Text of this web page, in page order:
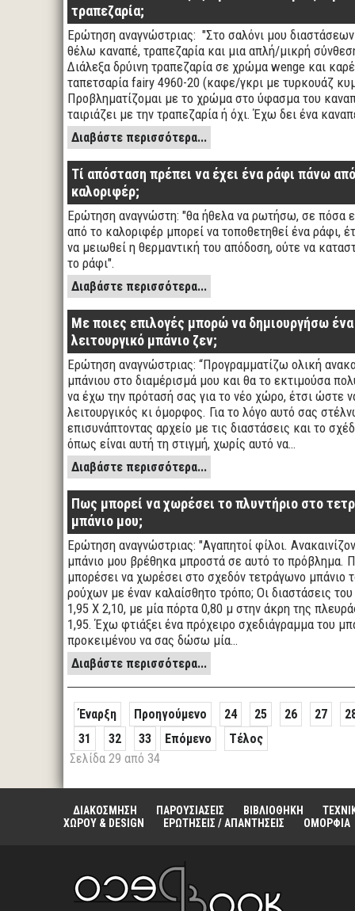
τραπεζαρία;
Ερώτηση αναγνώστριας: "Στο σαλόνι μου
θέλω καναπέ, τραπεζαρία και μια απλή/μικρή
Διάλεξα δρύινη τραπεζαρία σε χρώμα wenge και
ταπετσαρία fairy 4960-20 (καφε/γκρι με τυρκουάζ
Προβληματίζομαι με το χρώμα στο ύφασμα του
ταιριάζει με την τραπεζαρία ή όχι. Έχω δει ένα
Διαβάστε περισσότερα...
Τί απόσταση πρέπει να έχει ένα ράφι πάνω
καλοριφέρ;
Ερώτηση αναγνώστη: "θα ήθελα να ρωτήσω, σε πόσα
από το καλοριφέρ μπορεί να τοποθετηθεί ένα ράφι,
να μειωθεί η θερμαντική του απόδοση, ούτε να
το ράφι".
Διαβάστε περισσότερα...
Με ποιες επιλογές μπορώ να δημιουργήσω ένα
λειτουργικό μπάνιο ζεν;
Ερώτηση αναγνώστριας: “Προγραμματίζω ολική
μπάνιου στο διαμέρισμά μου και θα το εκτιμούσα
να έχω την πρότασή σας για το νέο χώρο, έτσι ώστε
λειτουργικός κι όμορφος. Για το λόγο αυτό σας
επισυνάπτοντας αρχείο με τις διαστάσεις και το
όπως είναι αυτή τη στιγμή, χωρίς αυτό να…
Διαβάστε περισσότερα...
Πως μπορεί να χωρέσει το πλυντήριο στο
μπάνιο μου;
Ερώτηση αναγνώστριας: "Αγαπητοί φίλοι.
μπάνιο μου βρέθηκα μπροστά σε αυτό το πρόβλημα.
μπορέσει να χωρέσει στο σχεδόν τετράγωνο μπάνιο
ρούχων με έναν καλαίσθητο τρόπο; Οι διαστάσεις του
1,95 Χ 2,10, με μία πόρτα 0,80 μ στην άκρη της
1,95. Έχω φτιάξει ένα πρόχειρο σχεδιάγραμμα του
προκειμένου να σας δώσω μία…
Διαβάστε περισσότερα...
Έναρξη Προηγούμενο 24 25 26 27
31
32 33 Επόμενο
Τέλος
Σελίδα 29 από 34
ΔΙΑΚΟΣΜΗΣΗ ΠΑΡΟΥΣΙΑΣΕΙΣ ΒΙΒΛΙΟΘΗΚΗ
ΧΩΡΟΥ & DESIGN
ΕΡΩΤΗΣΕΙΣ / ΑΠΑΝΤΗΣΕΙΣ ΟΜΟΡΦΙΑ